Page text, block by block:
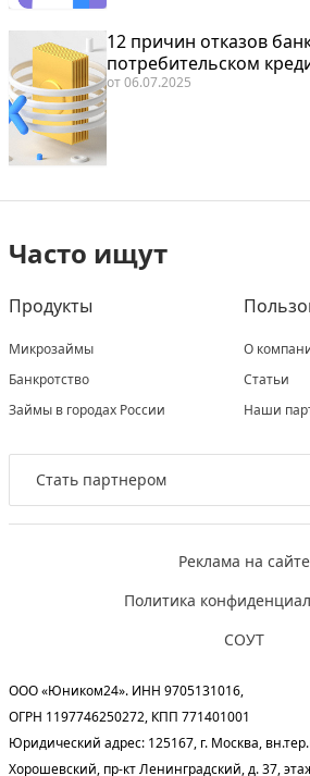
12 причин отказов
потребительском
от06.07.2025
Часто ищут
Продукты
Микрозаймы
Банкротство
Займы в городах России
О
Статьи
Наши
Стать партнером
Реклама на сайте
Политика
СОУТ
ООО «Юником24». ИНН 9705131016,
ОГРН 1197746250272, КПП 771401001
Юридический адрес: 125167, г. Москва,
Хорошевский, пр-кт Ленинградский, д. 37,